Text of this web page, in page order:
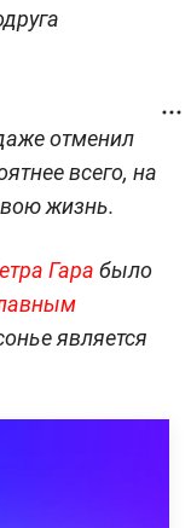
отменил
всего, на
жизнь.
Гара было
является